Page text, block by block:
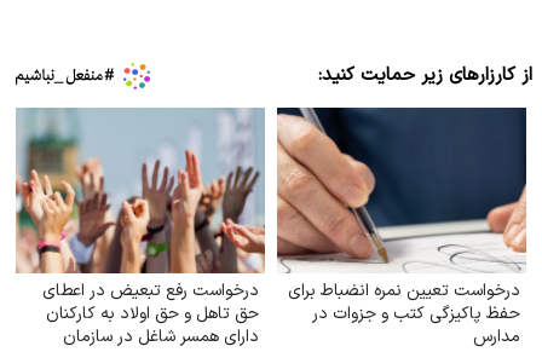
از کارزارهای زیر حمایت کنید:
درخواست تعیین نمره انضباط برای
حفظ پاکیزگی کتب و جزوات در
مدارس
درخواست رفع تبعیض در اعطای
حق تاهل و حق اولاد به کارکنان
دارای همسر شاغل در سازمان